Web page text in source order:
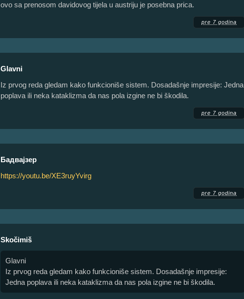
ovo sa prenosom davidovog tijela u austriju je posebna prica.
pre 7 godina
Glavni
Iz prvog reda gledam kako funkcioniše sistem. Dosadašnje impresije: Jedna
poplava ili neka kataklizma da nas pola izgine ne bi škodila.
pre 7 godina
Бадвајзер
https://youtu.be/XE3ruyYvirg
pre 7 godina
Skočimiš
Glavni
Iz prvog reda gledam kako funkcioniše sistem. Dosadašnje impresije:
Jedna poplava ili neka kataklizma da nas pola izgine ne bi škodila.